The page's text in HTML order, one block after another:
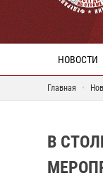
НОВОСТИ
Главная
В